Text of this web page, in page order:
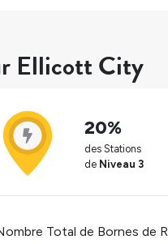
Ellicott City
20%
des Stations
de Niveau 3
Total de Bornes de